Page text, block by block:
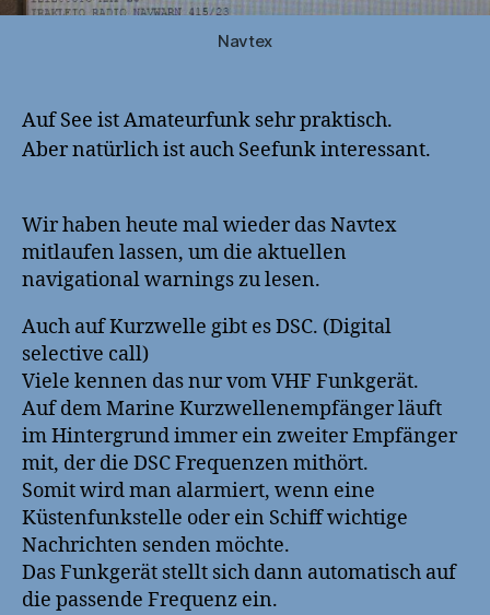
Navtex
Auf See ist Amateurfunk sehr praktisch.
Aber natürlich ist auch Seefunk interessant.
Wir haben heute mal wieder das Navtex
mitlaufen lassen, um die aktuellen
navigational warnings zu lesen.
Auch auf Kurzwelle gibt es DSC. (Digital
selective call)
Viele kennen das nur vom VHF Funkgerät.
Auf dem Marine Kurzwellenempfänger läuft
im Hintergrund immer ein zweiter Empfänger
mit, der die DSC Frequenzen mithört.
Somit wird man alarmiert, wenn eine
Küstenfunkstelle oder ein Schiff wichtige
Nachrichten senden möchte.
Das Funkgerät stellt sich dann automatisch auf
die passende Frequenz ein.